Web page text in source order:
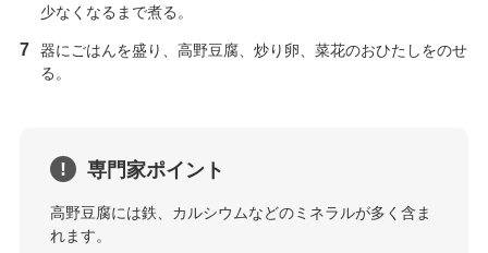
少なくなるまで煮る。
器にごはんを盛り、高野豆腐、炒り卵、菜花のおひたしをのせ
る。
専門家ポイント
高野豆腐には鉄、カルシウムなどのミネラルが多く含ま
れます。